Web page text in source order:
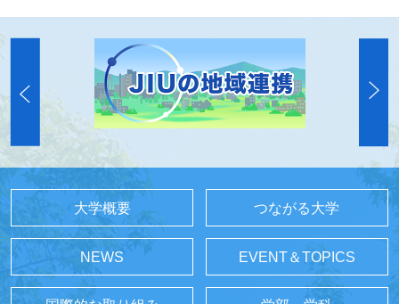
大学概要 つながる大学
NEWS EVENT＆TOPICS